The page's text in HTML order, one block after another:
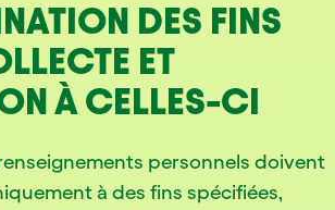
DES FINS
ET
À CELLES-CI
personnels doivent
à des fins spécifiées,